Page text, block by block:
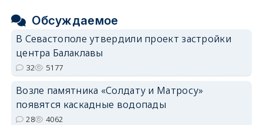
Обсуждаемое
В Севастополе утвердили проект застройки
центра Балаклавы
32 5177
Возле памятника «Солдату и Матросу»
появятся каскадные водопады
28 4062